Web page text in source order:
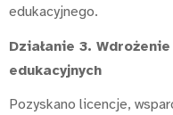
edukacyjnego.
Działanie 3.
edukacyjnych
Pozyskano licencje,